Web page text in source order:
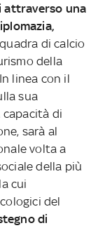
attraverso una
di calcio
della
linea con il
sua
di
sarà al
volta a
della più
cui
del
di